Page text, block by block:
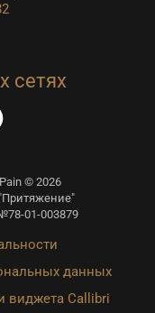
сетях
© 2026
01-003879
данных
виджета Callibri